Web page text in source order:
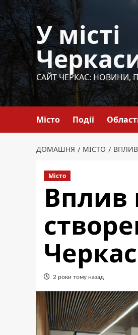
Перейти
до
вмісту
У місті
САЙТ ЧЕРКАС: НОВИНИ,
Місто Події
ДОМАШНЯ МІСТО
Місто
Вплив
2 роки тому назад